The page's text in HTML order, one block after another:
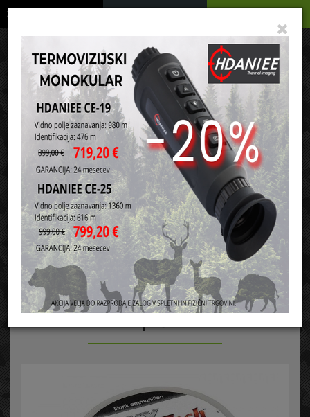
de
Vaša košarica je še prazna
Domov Signalno orožje Razpočniki
Razvrsti po: ceni nazivu
Razpočniki